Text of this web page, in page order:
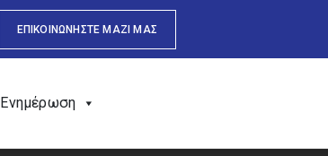
ΕΠΙΚΟΙΝΩΝΗΣΤΕ ΜΑΖΙ ΜΑΣ
Ενημέρωση